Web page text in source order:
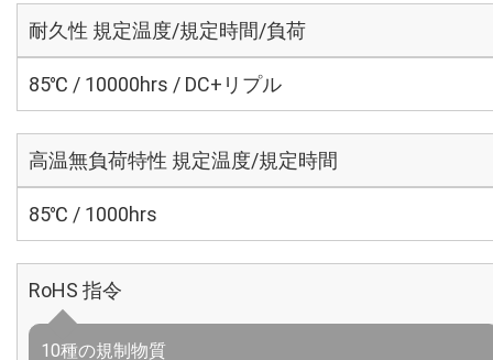
耐久性 規定温度/規定時間/負荷
85℃ / 10000hrs / DC+リプル
高温無負荷特性 規定温度/規定時間
85℃ / 1000hrs
RoHS 指令
10種の規制物質